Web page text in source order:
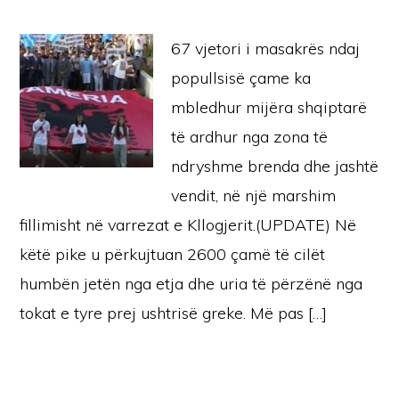
67 vjetori i masakrës ndaj
popullsisë çame ka
mbledhur mijëra shqiptarë
të ardhur nga zona të
ndryshme brenda dhe jashtë
vendit, në një marshim
fillimisht në varrezat e Kllogjerit.(UPDATE) Në
këtë pike u përkujtuan 2600 çamë të cilët
humbën jetën nga etja dhe uria të përzënë nga
tokat e tyre prej ushtrisë greke. Më pas […]